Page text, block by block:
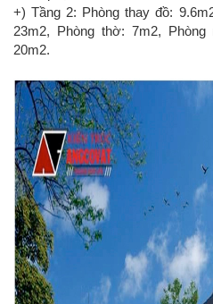
+) Tầng 2: Phòng thay đồ:
23m2, Phòng thờ: 7m2,
20m2.